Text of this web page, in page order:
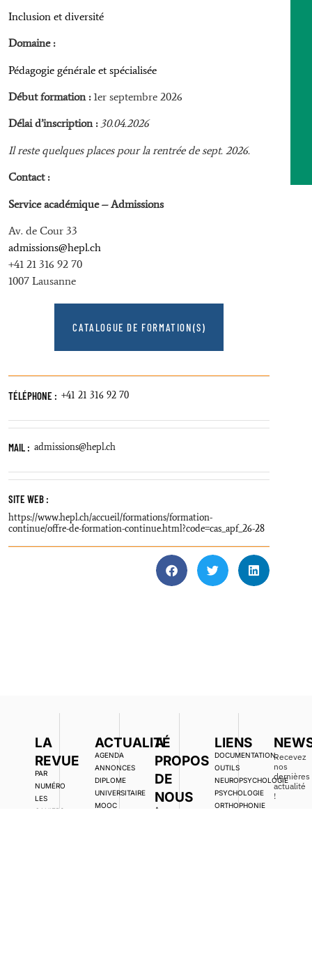
Inclusion et diversité
Domaine :
Pédagogie générale et spécialisée
Début formation :1er septembre 2026
Délai d’inscription :30.04.2026
Il reste quelques places pour la rentrée de sept. 2026.
Contact :
Service académique – Admissions
Av. de Cour 33
admissions@hepl.ch
+41 21 316 92 70
1007 Lausanne
CATALOGUE DE FORMATION(S)
TÉLÉPHONE : +41 21 316 92 70
MAIL : admissions@hepl.ch
SITE WEB :
https://www.hepl.ch/accueil/formations/formation-
continue/offre-de-formation-continue.html?code=cas_apf_26-28
LA
REVUE
PAR
NUMÉRO
LES
CAHIERS
ACTUALITÉ
AGENDA
ANNONCES
DIPLOME
UNIVERSITAIRE
MOOC
A
PROPOS
DE
NOUS
A
LIENS
DOCUMENTATION,
OUTILS
NEUROPSYCHOLOGIE
PSYCHOLOGIE
ORTHOPHONIE
Recevez
nos
dernières
actualité
!